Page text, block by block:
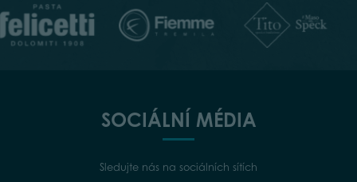
SOCIÁLNÍ MÉDIA
Sledujte nás na sociálních sítích